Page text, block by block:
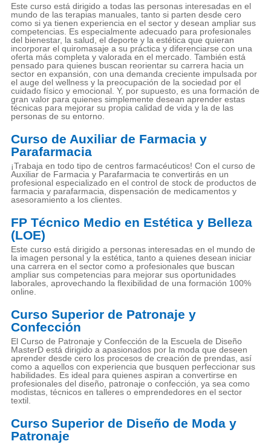
Este curso está dirigido a todas las personas interesadas en el
mundo de las terapias manuales, tanto si parten desde cero
como si ya tienen experiencia en el sector y desean ampliar sus
competencias. Es especialmente adecuado para profesionales
del bienestar, la salud, el deporte y la estética que quieran
incorporar el quiromasaje a su práctica y diferenciarse con una
oferta más completa y valorada en el mercado. También está
pensado para quienes buscan reorientar su carrera hacia un
sector en expansión, con una demanda creciente impulsada por
el auge del wellness y la preocupación de la sociedad por el
cuidado físico y emocional. Y, por supuesto, es una formación de
gran valor para quienes simplemente desean aprender estas
técnicas para mejorar su propia calidad de vida y la de las
personas de su entorno.
Curso de Auxiliar de Farmacia y
Parafarmacia
¡Trabaja en todo tipo de centros farmacéuticos! Con el curso de
Auxiliar de Farmacia y Parafarmacia te convertirás en un
profesional especializado en el control de stock de productos de
farmacia y parafarmacia, dispensación de medicamentos y
asesoramiento a los clientes.
FP Técnico Medio en Estética y Belleza
(LOE)
Este curso está dirigido a personas interesadas en el mundo de
la imagen personal y la estética, tanto a quienes desean iniciar
una carrera en el sector como a profesionales que buscan
ampliar sus competencias para mejorar sus oportunidades
laborales, aprovechando la flexibilidad de una formación 100%
online.
Curso Superior de Patronaje y
Confección
El Curso de Patronaje y Confección de la Escuela de Diseño
MasterD está dirigido a apasionados por la moda que deseen
aprender desde cero los procesos de creación de prendas, así
como a aquellos con experiencia que busquen perfeccionar sus
habilidades. Es ideal para quienes aspiran a convertirse en
profesionales del diseño, patronaje o confección, ya sea como
modistas, técnicos en talleres o emprendedores en el sector
textil.
Curso Superior de Diseño de Moda y
Patronaje